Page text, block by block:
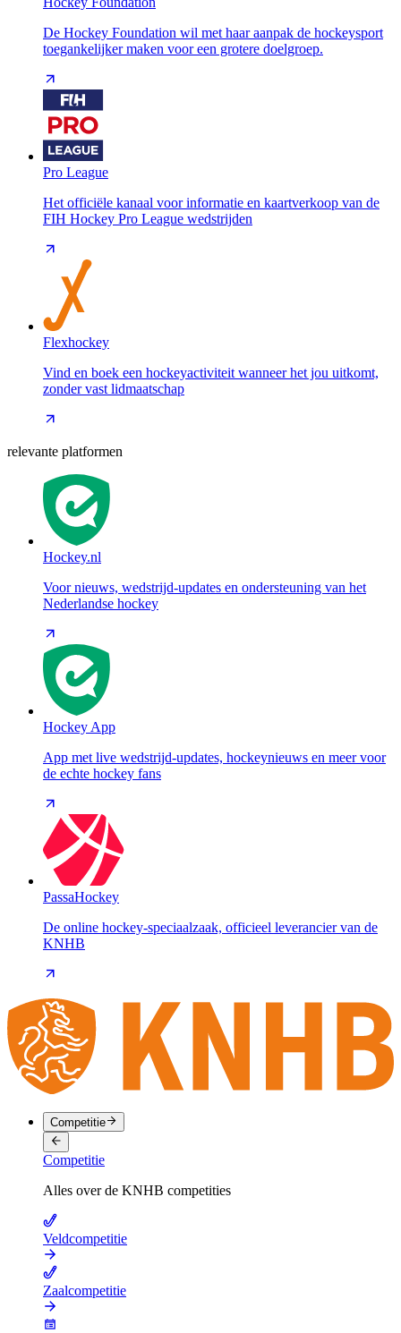
De Hockey Foundation wil met haar aanpak de hockeysport
toegankelijker maken voor een grotere doelgroep.
Pro League
Het officiële kanaal voor informatie en kaartverkoop van de
FIH Hockey Pro League wedstrijden
Flexhockey
Vind en boek een hockeyactiviteit wanneer het jou uitkomt,
zonder vast lidmaatschap
relevante platformen
Hockey.nl
Voor nieuws, wedstrijd-updates en ondersteuning van het
Nederlandse hockey
Hockey App
App met live wedstrijd-updates, hockeynieuws en meer voor
de echte hockey fans
PassaHockey
De online hockey-speciaalzaak, officieel leverancier van de
KNHB
Competitie
Competitie
Alles over de KNHB competities
Veldcompetitie
Zaalcompetitie